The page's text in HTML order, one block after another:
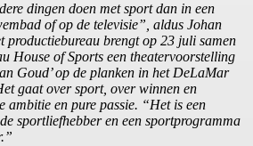
dingen doen met sport dan in een
of op de televisie”, aldus Johan
productiebureau brengt op 23 juli samen
House of Sports een theatervoorstelling
Goud’ op de planken in het DeLaMar
gaat over sport, over winnen en
ambitie en pure passie. “Het is een
sportliefhebber en een sportprogramma